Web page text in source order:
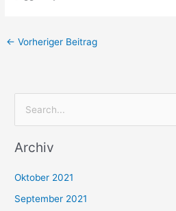
← Vorheriger Beitrag
c
n
Archiv
Oktober 2021
September 2021